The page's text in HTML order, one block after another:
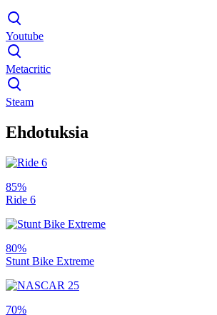
Youtube
Metacritic
Steam
Ehdotuksia
85%
Ride 6
80%
Stunt Bike Extreme
70%